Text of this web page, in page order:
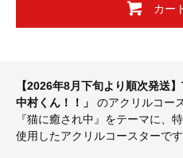
カー
【2026年8月下旬より順次発送
中村くん！！」 のアクリルコー
『猫に癒され中』をテーマに、
使用したアクリルコースターです